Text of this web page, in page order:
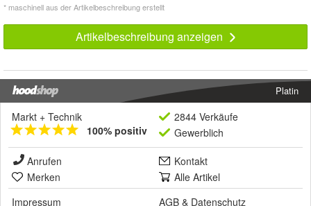
* maschinell aus der Artikelbeschreibung erstellt
Artikelbeschreibung anzeigen
Platin
Markt + Technik
100% positiv
2844 Verkäufe
Gewerblich
Anrufen
Kontakt
Merken
Alle Artikel
Impressum
AGB & Datenschutz